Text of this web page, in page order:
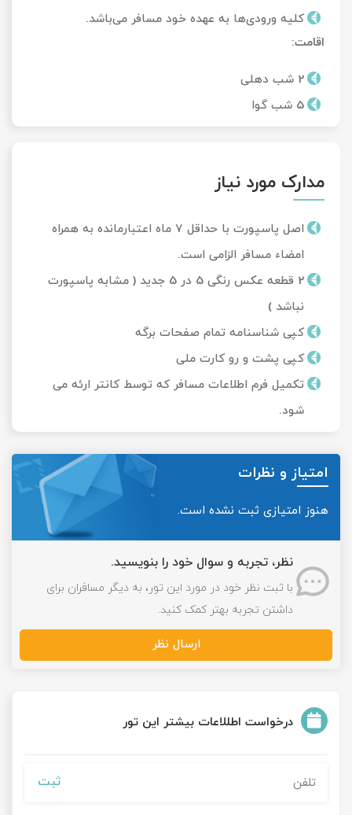
درخواست اطللاعات بیشتر این تور
ثبت
کلیه ورودی‌ها به عهده خود مسافر می‌باشد.
اقامت:
2 شب دهلی
5 شب گوا
مدارک مورد نیاز
اصل پاسپورت با حداقل 7 ماه اعتبارمانده به همراه
امضاء مسافر الزامی است.
2 قطعه عکس رنگی 5 در 5 جدید ( مشابه پاسپورت
نباشد )
کپی شناسنامه تمام صفحات برگه
کپی پشت و رو کارت ملی
تکمیل فرم اطلاعات مسافر که توسط کانتر ارئه می
شود.
امتیاز و نظرات
هنوز امتیازی ثبت نشده است.
نظر، تجربه و سوال خود را بنویسید.
با ثبت نظر خود در مورد این تور، به دیگر مسافران برای
داشتن تجربه بهتر کمک کنید.
ارسال نظر